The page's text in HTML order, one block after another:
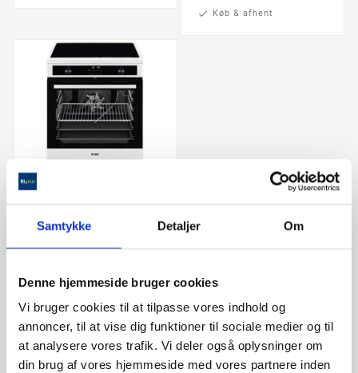
Samtykke Detaljer Om
Denne hjemmeside bruger cookies
Vi bruger cookies til at tilpasse vores indhold og
annoncer, til at vise dig funktioner til sociale medier og til
at analysere vores trafik. Vi deler også oplysninger om
din brug af vores hjemmeside med vores partnere inden
check Køb & afhent

VOSS VKI67382HV
SteamBake
Induktionskomfur på 60
cm med pyrolyse
selvrens, SteamBake